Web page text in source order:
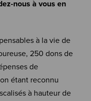
nous à vous en
à la vie de
250 dons de
de
étant reconnu
à hauteur de